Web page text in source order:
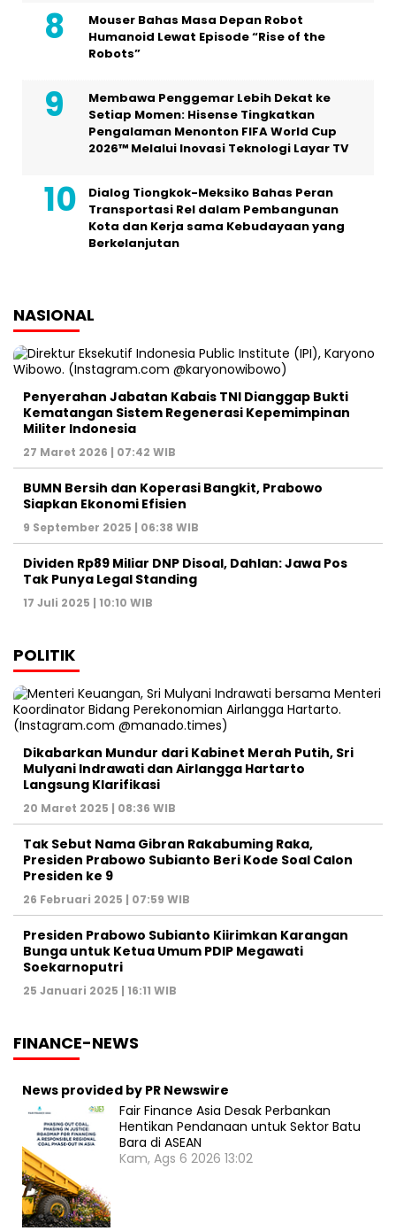
Mouser Bahas Masa Depan Robot
Humanoid Lewat Episode “Rise of the
Robots”
Membawa Penggemar Lebih Dekat ke
Setiap Momen: Hisense Tingkatkan
Pengalaman Menonton FIFA World Cup
2026™ Melalui Inovasi Teknologi Layar TV
Dialog Tiongkok-Meksiko Bahas Peran
Transportasi Rel dalam Pembangunan
Kota dan Kerja sama Kebudayaan yang
Berkelanjutan
NASIONAL
Penyerahan Jabatan Kabais TNI Dianggap Bukti
Kematangan Sistem Regenerasi Kepemimpinan
Militer Indonesia
27 Maret 2026 | 07:42 WIB
BUMN Bersih dan Koperasi Bangkit, Prabowo
Siapkan Ekonomi Efisien
9 September 2025 | 06:38 WIB
Dividen Rp89 Miliar DNP Disoal, Dahlan: Jawa Pos
Tak Punya Legal Standing
17 Juli 2025 | 10:10 WIB
POLITIK
Dikabarkan Mundur dari Kabinet Merah Putih, Sri
Mulyani Indrawati dan Airlangga Hartarto
Langsung Klarifikasi
20 Maret 2025 | 08:36 WIB
Tak Sebut Nama Gibran Rakabuming Raka,
Presiden Prabowo Subianto Beri Kode Soal Calon
Presiden ke 9
26 Februari 2025 | 07:59 WIB
Presiden Prabowo Subianto Kiirimkan Karangan
Bunga untuk Ketua Umum PDIP Megawati
Soekarnoputri
25 Januari 2025 | 16:11 WIB
FINANCE-NEWS
News provided by PR Newswire
Fair Finance Asia Desak Perbankan
Hentikan Pendanaan untuk Sektor Batu
Bara di ASEAN
Kam, Ags 6 2026 13:02